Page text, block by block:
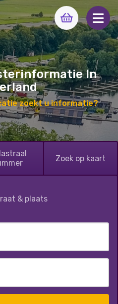
In
zoekt u informatie?
Zoek op kaart
& plaats